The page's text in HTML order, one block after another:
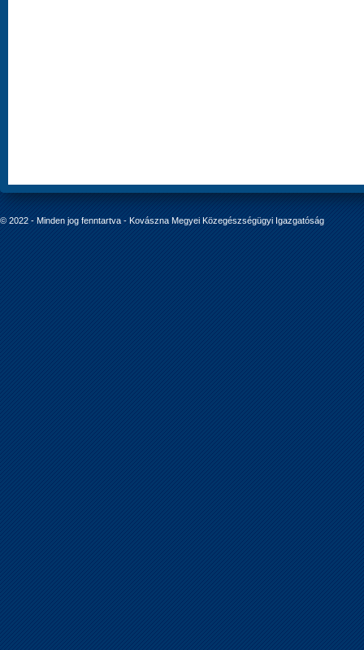
© 2022 - Minden jog fenntartva - Kovászna Megyei Közegészségügyi Igazgatóság